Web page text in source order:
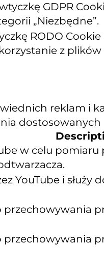
GDPR
„Niezbędne”.
RODO
z
reklam i
dostosowanych
w celu
YouTube i
przechowywania
przechowywania